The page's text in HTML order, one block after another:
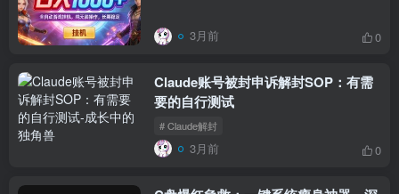
3月前 0
Claude账号被封申诉解封SOP：有需
要的自行测试
# Claude解封
3月前 0